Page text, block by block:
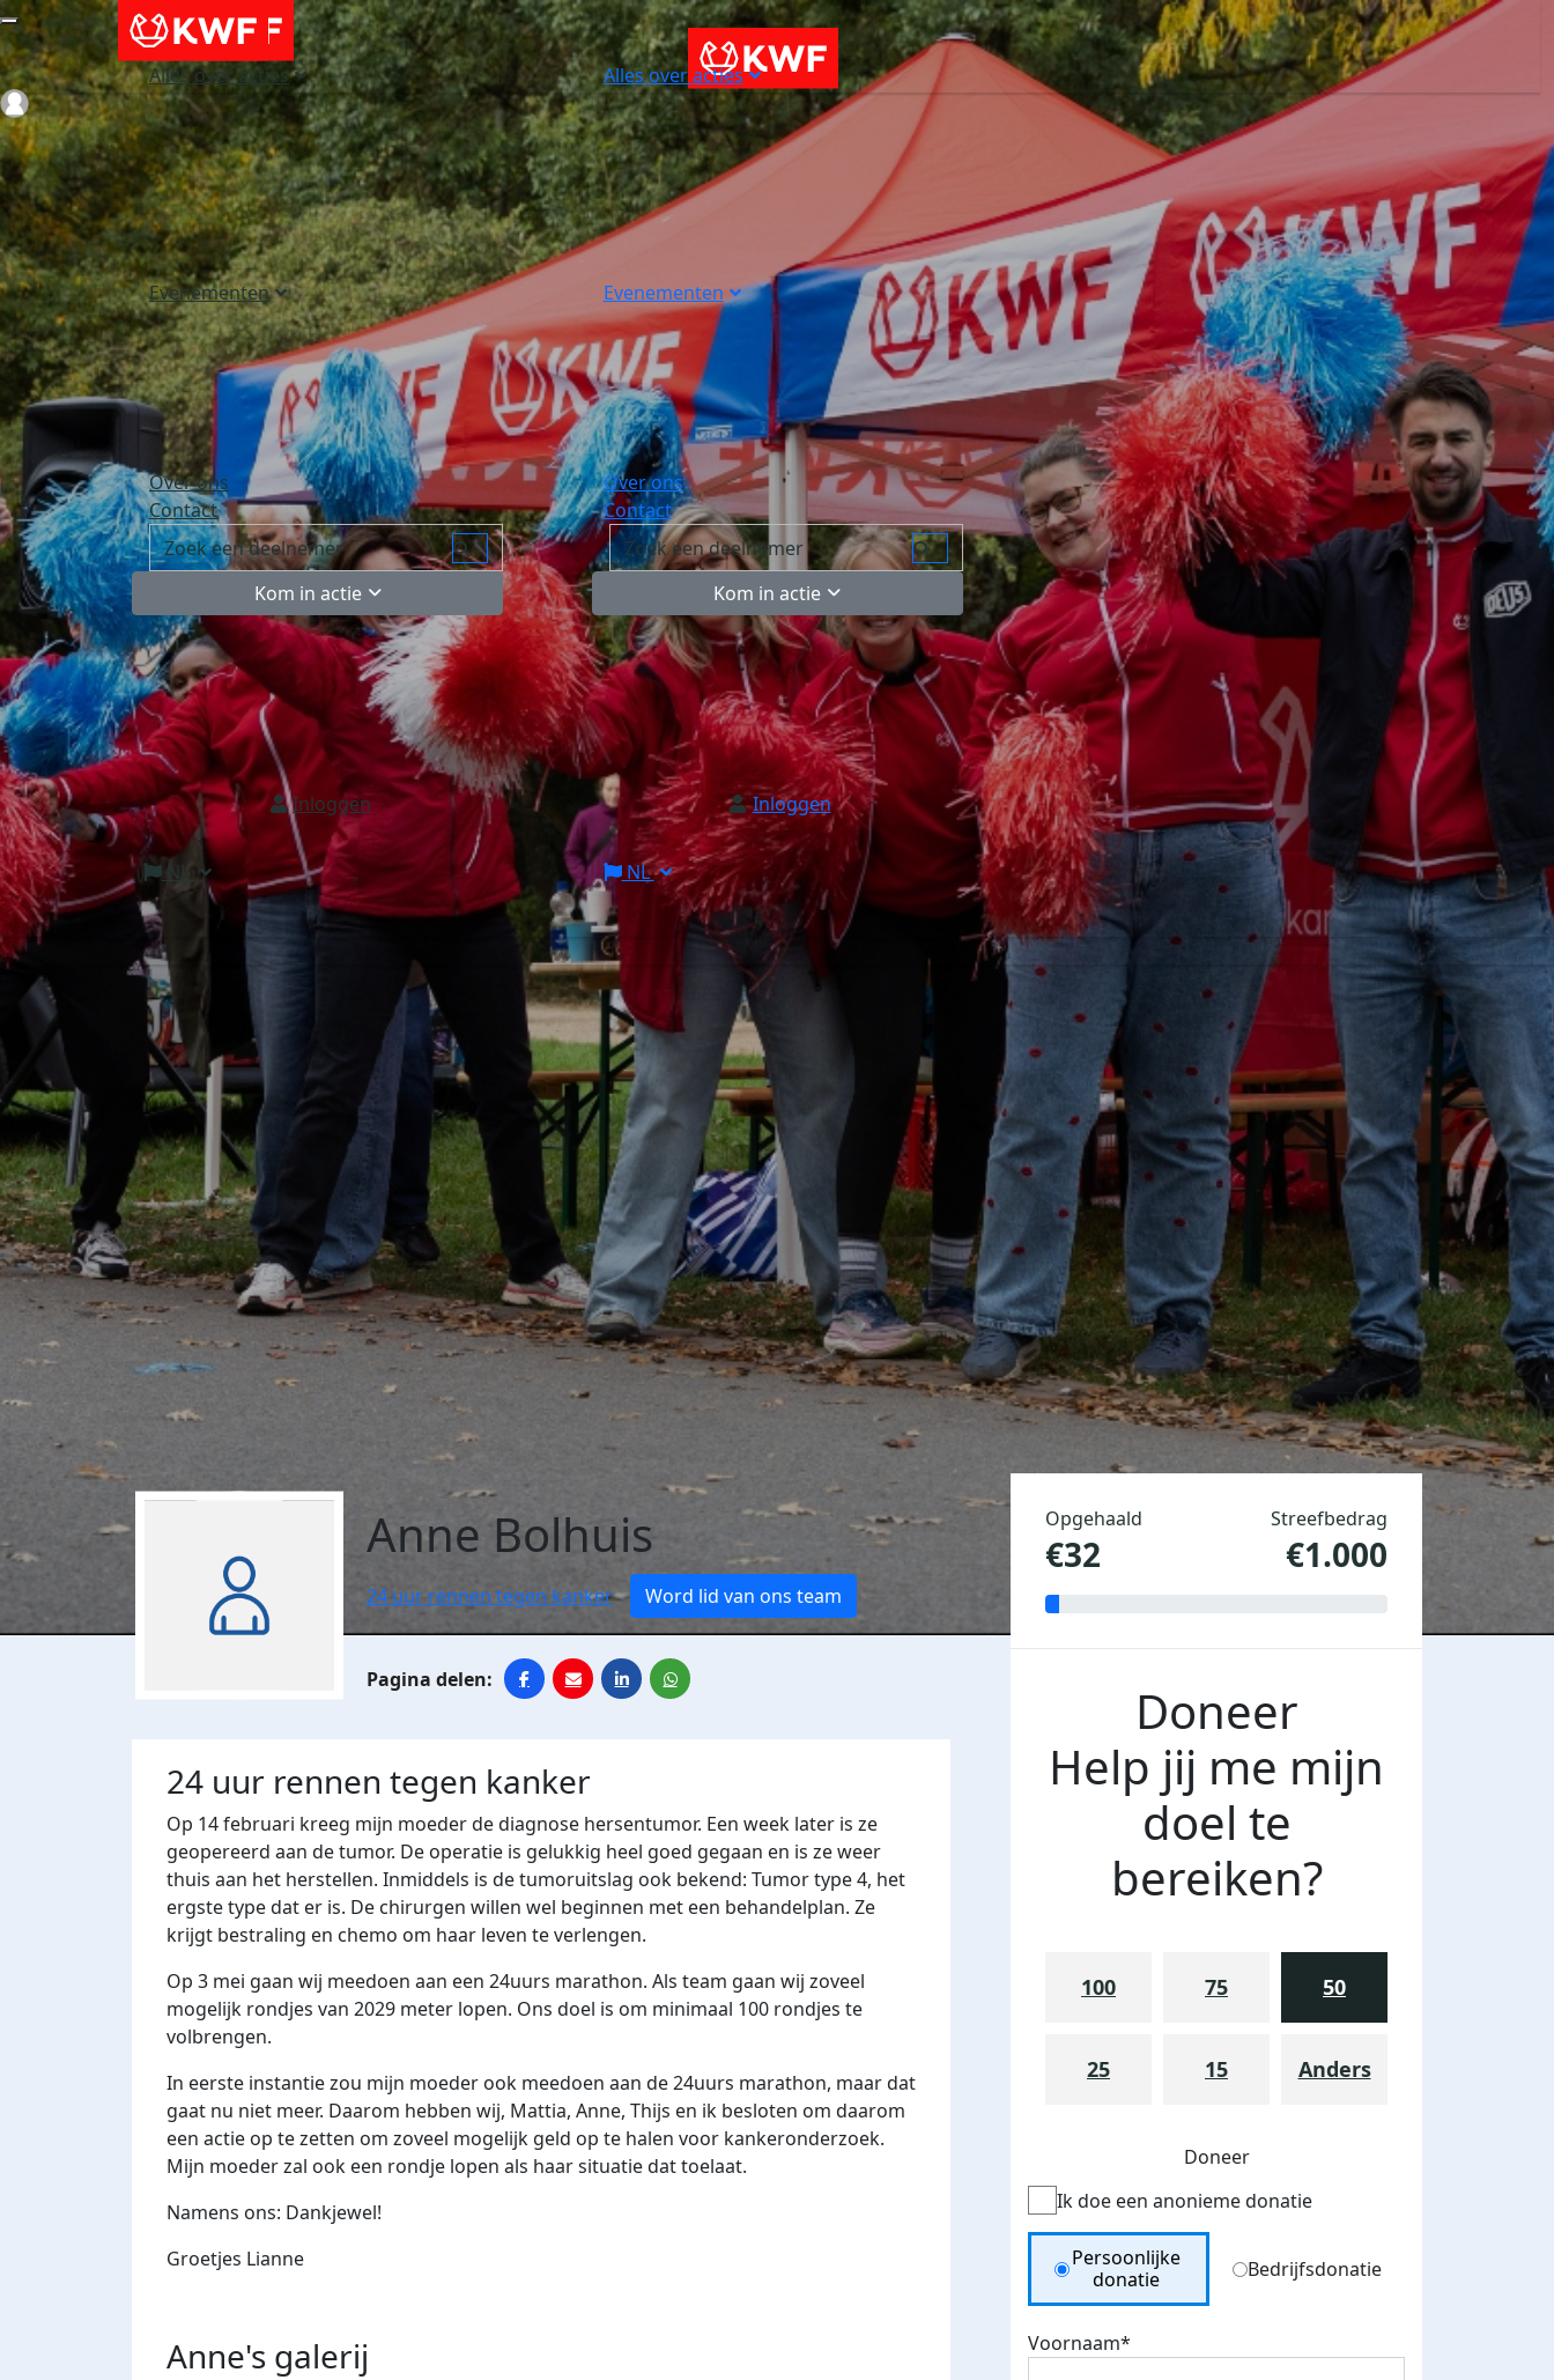
Alles over acties
Evenementen
Over ons
Contact
Kom in actie
Inloggen
NL
Alles over acties
Evenementen
Over ons
Contact
Kom in actie
Inloggen
NL
Login
Anne Bolhuis
24 uur rennen tegen kanker Word lid van ons team
24 uur rennen tegen kanker
Op 14 februari kreeg mijn moeder de diagnose hersentumor. Een week later is ze
geopereerd aan de tumor. De operatie is gelukkig heel goed gegaan en is ze weer
thuis aan het herstellen. Inmiddels is de tumoruitslag ook bekend: Tumor type 4, het
ergste type dat er is. De chirurgen willen wel beginnen met een behandelplan. Ze
krijgt bestraling en chemo om haar leven te verlengen.
Op 3 mei gaan wij meedoen aan een 24uurs marathon. Als team gaan wij zoveel
mogelijk rondjes van 2029 meter lopen. Ons doel is om minimaal 100 rondjes te
volbrengen.
In eerste instantie zou mijn moeder ook meedoen aan de 24uurs marathon, maar dat
gaat nu niet meer. Daarom hebben wij, Mattia, Anne, Thijs en ik besloten om daarom
een actie op te zetten om zoveel mogelijk geld op te halen voor kankeronderzoek.
Mijn moeder zal ook een rondje lopen als haar situatie dat toelaat.
Namens ons: Dankjewel!
Groetjes Lianne
Anne's galerij
Opgehaald
€32
Streefbedrag
€1.000
Doneer
Help jij me mijn
doel te
bereiken?
100 75 50
25 15 Anders
Doneer
Ik doe een anonieme donatie
Donation Type
Persoonlijke
donatie
Bedrijfsdonatie
Voornaam*